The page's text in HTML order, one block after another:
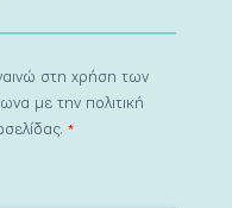
στη χρήση των
με την πολιτική
*